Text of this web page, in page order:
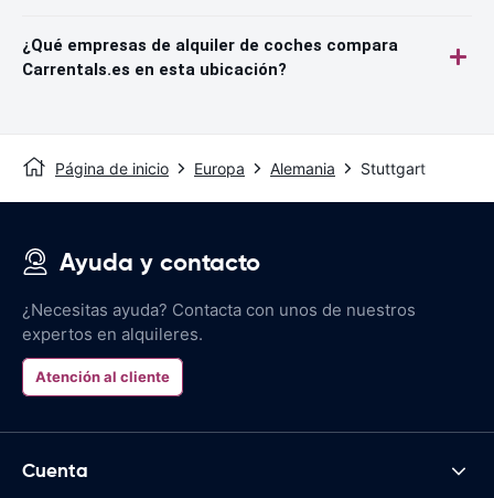
¿Qué empresas de alquiler de coches compara
Carrentals.es en esta ubicación?
Página de inicio Europa Alemania Stuttgart
Ayuda y contacto
¿Necesitas ayuda? Contacta con unos de nuestros
expertos en alquileres.
Atención al cliente
Cuenta